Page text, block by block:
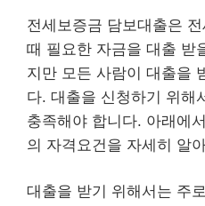
전세보증금 담보대출은
때 필요한 자금을 대출 받
지만 모든 사람이 대출을
다. 대출을 신청하기 위해
충족해야 합니다. 아래에
의 자격요건을 자세히 알
대출을 받기 위해서는 주